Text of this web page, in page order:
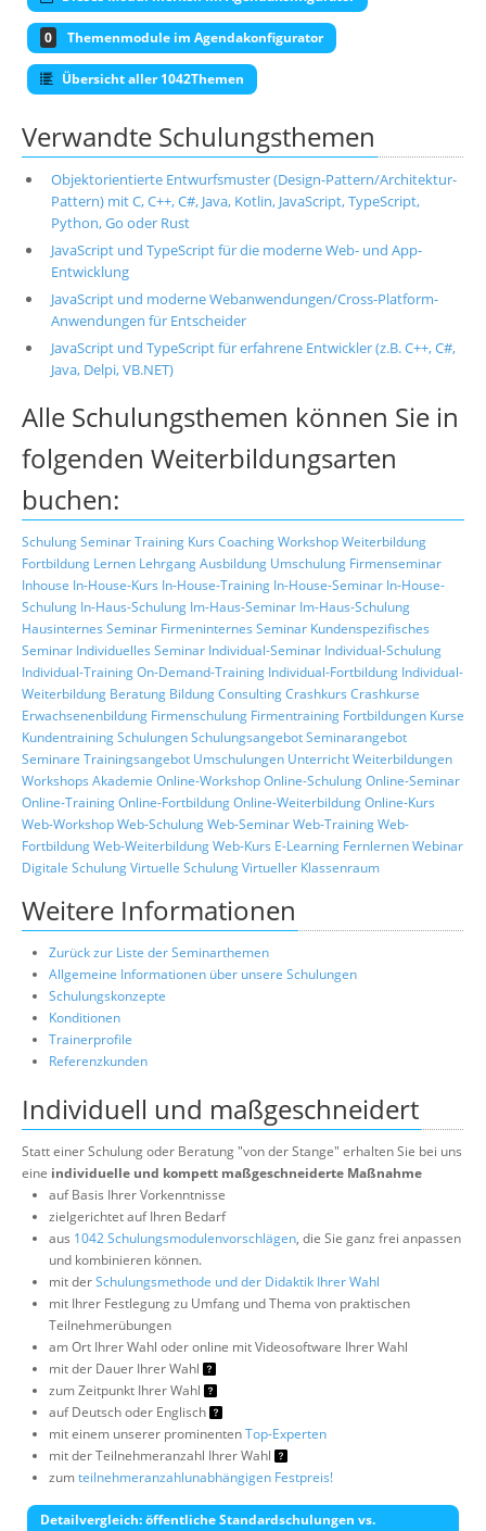
0 Themenmodule im Agendakonfigurator
Übersicht aller 1042Themen
Verwandte Schulungsthemen
Objektorientierte Entwurfsmuster (Design-Pattern/Architektur-
Pattern) mit C, C++, C#, Java, Kotlin, JavaScript, TypeScript,
Python, Go oder Rust
JavaScript und TypeScript für die moderne Web- und App-
Entwicklung
JavaScript und moderne Webanwendungen/Cross-Platform-
Anwendungen für Entscheider
JavaScript und TypeScript für erfahrene Entwickler (z.B. C++, C#,
Java, Delpi, VB.NET)
Alle Schulungsthemen können Sie in
folgenden Weiterbildungsarten
buchen:
SchulungSeminarTraining Kurs CoachingWorkshopWeiterbildung
Fortbildung Lernen LehrgangAusbildung Umschulung Firmenseminar
Inhouse In-House-Kurs In-House-Training In-House-Seminar In-House-
Schulung In-Haus-Schulung Im-Haus-Seminar Im-Haus-Schulung
Hausinternes Seminar Firmeninternes Seminar Kundenspezifisches
Seminar Individuelles Seminar Individual-Seminar Individual-Schulung
Individual-TrainingOn-Demand-Training Individual-Fortbildung Individual-
Weiterbildung Beratung BildungConsultingCrashkurs Crashkurse
Erwachsenenbildung Firmenschulung Firmentraining Fortbildungen Kurse
KundentrainingSchulungenSchulungsangebotSeminarangebot
Seminare Trainingsangebot Umschulungen UnterrichtWeiterbildungen
Workshops Akademie Online-WorkshopOnline-SchulungOnline-Seminar
Online-TrainingOnline-FortbildungOnline-WeiterbildungOnline-Kurs
Web-WorkshopWeb-SchulungWeb-SeminarWeb-TrainingWeb-
FortbildungWeb-WeiterbildungWeb-Kurs E-Learning FernlernenWebinar
Digitale SchulungVirtuelle SchulungVirtueller Klassenraum
Weitere Informationen
Zurück zur Liste der Seminarthemen
Allgemeine Informationen über unsere Schulungen
Schulungskonzepte
Konditionen
Trainerprofile
Referenzkunden
Individuell und maßgeschneidert
Statt einer Schulung oder Beratung "von der Stange" erhalten Sie bei uns
eine individuelle und kompett maßgeschneiderte Maßnahme
auf Basis Ihrer Vorkenntnisse
zielgerichtet auf Ihren Bedarf
aus 1042 Schulungsmodulenvorschlägen, die Sie ganz frei anpassen
und kombinieren können.
mit derSchulungsmethode und der Didaktik Ihrer Wahl
mit Ihrer Festlegung zu Umfang und Thema von praktischen
Teilnehmerübungen
am Ort Ihrer Wahl oder online mit Videosoftware Ihrer Wahl
mit der Dauer Ihrer Wahl
zum Zeitpunkt Ihrer Wahl
auf Deutsch oder Englisch
mit einem unserer prominentenTop-Experten
mit der Teilnehmeranzahl Ihrer Wahl
zumteilnehmeranzahlunabhängigen Festpreis!
Detailvergleich: öffentliche Standardschulungen vs.